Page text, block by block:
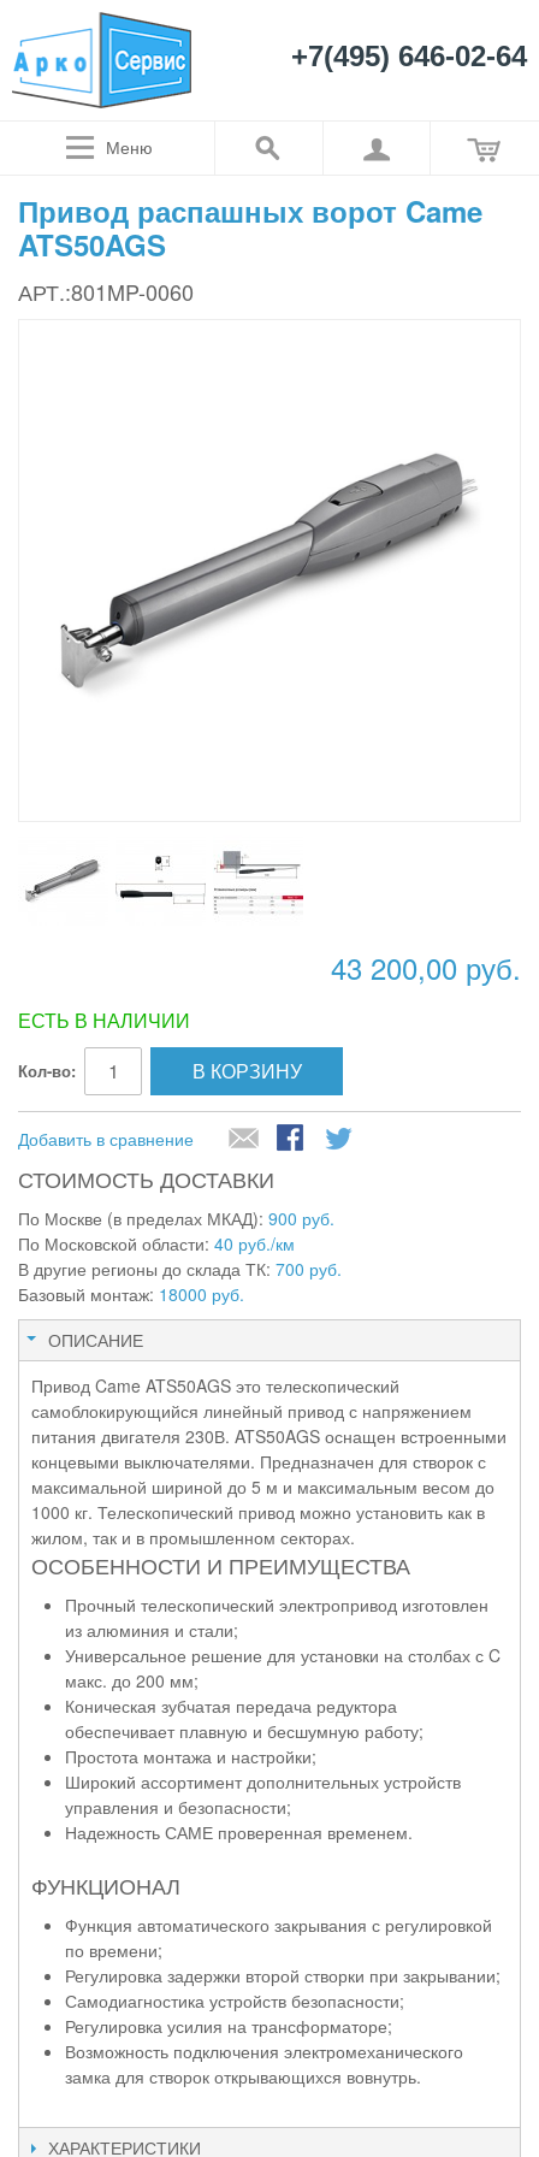
+7(495) 646-02-64
Меню
Привод распашных ворот Came
ATS50AGS
АРТ.:801MP-0060
43 200,00 руб.
ЕСТЬ В НАЛИЧИИ
Кол-во: В КОРЗИНУ
Добавить в сравнение
СТОИМОСТЬ ДОСТАВКИ
По Москве (в пределах МКАД): 900 руб.
По Московской области: 40 руб./км
В другие регионы до склада ТК: 700 руб.
Базовый монтаж: 18000 руб.
ОПИСАНИЕ
Привод Came ATS50AGS это телескопический
самоблокирующийся линейный привод с напряжением
питания двигателя 230В. ATS50AGS оснащен встроенными
концевыми выключателями. Предназначен для створок с
максимальной шириной до 5 м и максимальным весом до
1000 кг. Телескопический привод можно установить как в
жилом, так и в промышленном секторах.
ОСОБЕННОСТИ И ПРЕИМУЩЕСТВА
Прочный телескопический электропривод изготовлен
из алюминия и стали;
Универсальное решение для установки на столбах с C
макс. до 200 мм;
Коническая зубчатая передача редуктора
обеспечивает плавную и бесшумную работу;
Простота монтажа и настройки;
Широкий ассортимент дополнительных устройств
управления и безопасности;
Надежность САМЕ проверенная временем.
ФУНКЦИОНАЛ
Функция автоматического закрывания с регулировкой
по времени;
Регулировка задержки второй створки при закрывании;
Самодиагностика устройств безопасности;
Регулировка усилия на трансформаторе;
Возможность подключения электромеханического
замка для створок открывающихся вовнутрь.
ХАРАКТЕРИСТИКИ